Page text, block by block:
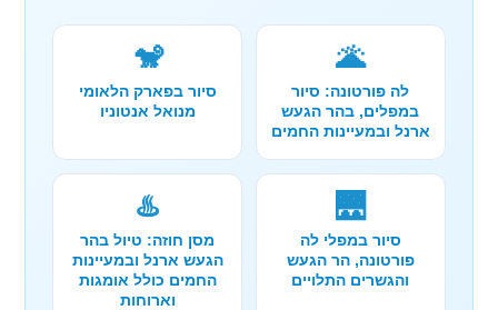
🌋
לה פורטונה: סיור
במפלים, בהר הגעש
ארנל ובמעיינות החמים
🐒
סיור בפארק הלאומי
מנואל אנטוניו
🌉
סיור במפלי לה
פורטונה, הר הגעש
והגשרים התלויים
♨️
מסן חוזה: טיול בהר
הגעש ארנל ובמעיינות
החמים כולל אומגות
וארוחות